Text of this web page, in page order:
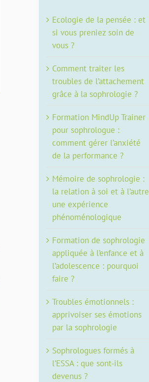
Ecologie de la pensée : et
si vous preniez soin de
vous ?
Comment traiter les
troubles de l’attachement
grâce à la sophrologie ?
Formation MindUp Trainer
pour sophrologue :
comment gérer l’anxiété
de la performance ?
Mémoire de sophrologie :
la relation à soi et à l’autre
une expérience
phénoménologique
Formation de sophrologie
appliquée à l’enfance et à
l’adolescence : pourquoi
faire ?
Troubles émotionnels :
apprivoiser ses émotions
par la sophrologie
Sophrologues formés à
l’ESSA : que sont-ils
devenus ?